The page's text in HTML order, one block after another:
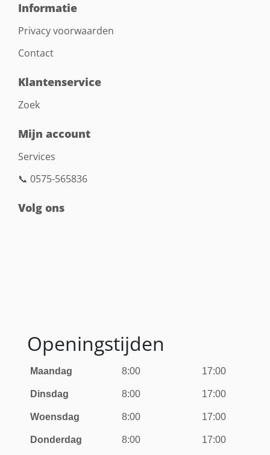
Informatie
Privacy voorwaarden
Contact
Klantenservice
Zoek
Mijn account
Services
📞 0575-565836
Volg ons
Openingstijden
Maandag 8:00 17:00
Dinsdag 8:00 17:00
Woensdag 8:00 17:00
Donderdag 8:00 17:00